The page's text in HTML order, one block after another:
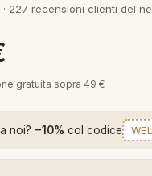
· 227 recensioni clienti del
gratuita sopra 49 €
noi? −10% col codice